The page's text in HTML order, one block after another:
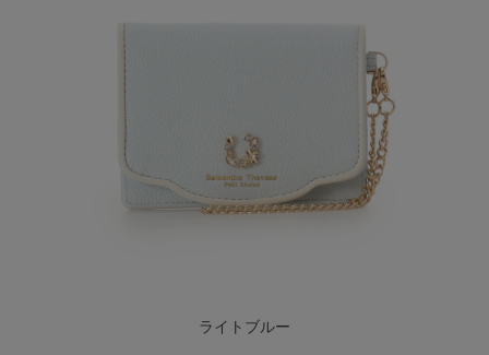
ライトブルー
ピンク
ペールイエロー
ミント
ラベンダー